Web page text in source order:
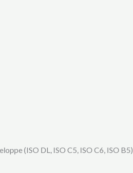
(ISO DL, ISO C5, ISO C6, ISO B5)